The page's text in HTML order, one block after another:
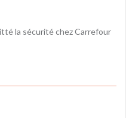
la sécurité chez Carrefour